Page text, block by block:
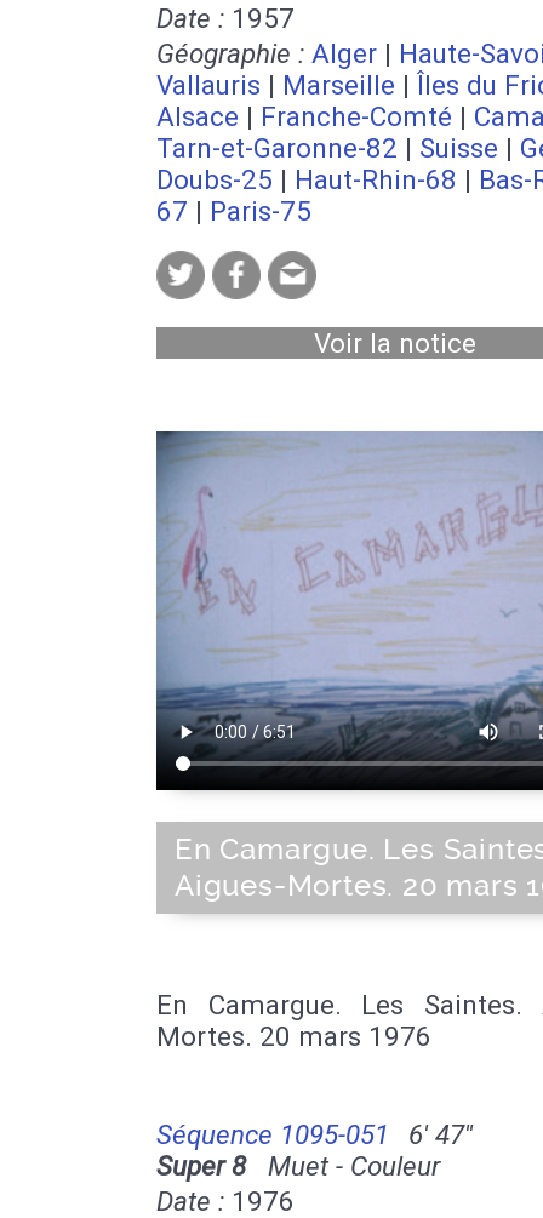
Date : 1957
Géographie : Alger | Haute-
Vallauris | Marseille | Îles du
Alsace | Franche-Comté |
Tarn-et-Garonne-82 | Suisse |
Doubs-25 | Haut-Rhin-68 | Bas-
67 | Paris-75
Voir la notice
En Camargue. Les
Aigues-Mortes. 20 mars
En Camargue. Les Saintes.
Mortes. 20 mars 1976
Séquence 1095-051
6' 47''
Super 8Muet - Couleur
Date : 1976